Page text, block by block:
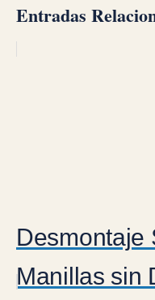
Entradas
Desmontaje
Manillas sin